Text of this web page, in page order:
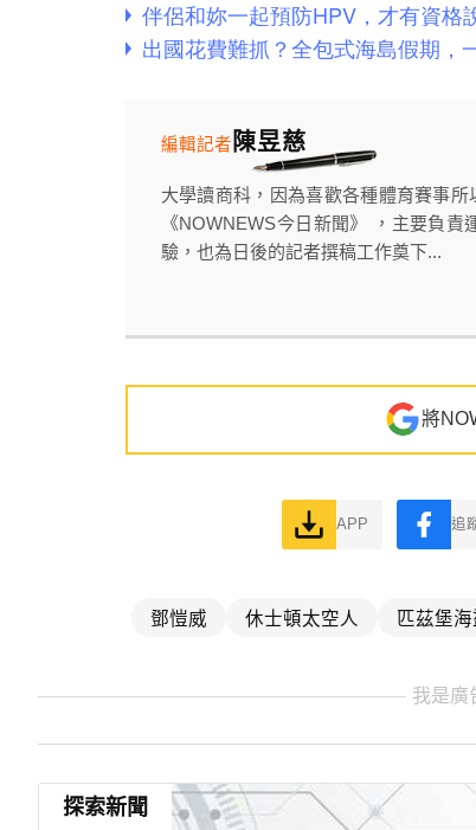
陳昱慈
編輯記者
大學讀商科，因為喜歡各種體育賽事
《NOWNEWS今日新聞》 ，主要負
驗，也為日後的記者撰稿工作奠下...
將
APP 追
鄧愷威 休士頓太空人 匹茲堡
我是廣
探索新聞